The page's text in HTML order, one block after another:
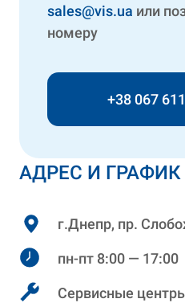
АДРЕС И ГРАФИК
г.Днепр, пр.
пн-пт 8:00 — 17:00
Сервисные
sales@vis.ua или
номеру
+38 067